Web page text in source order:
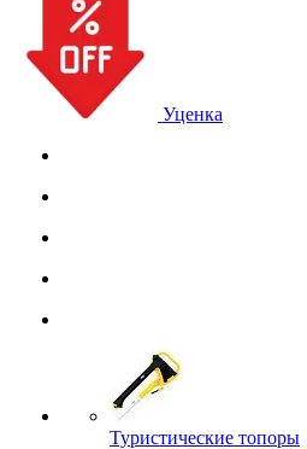
Уценка
Туристические топоры